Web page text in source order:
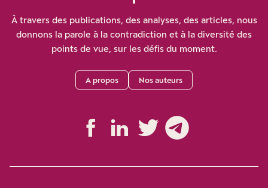
À travers des publications, des analyses, des articles, nous
donnons la parole à la contradiction et à la diversité des
points de vue, sur les défis du moment.
A propos Nos auteurs